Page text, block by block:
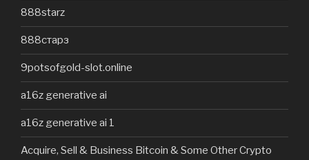
888starz
888старз
9potsofgold-slot.online
a16z generative ai
a16z generative ai 1
Acquire, Sell & Business Bitcoin & Some Other Crypto